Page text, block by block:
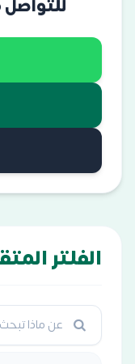
الفلتر